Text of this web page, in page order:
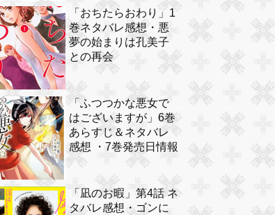
「おちたらおわり」1
巻ネタバレ感想・悪
夢の始まりは孔美子
との再会
「ふつつかな悪女で
はございますが」6巻
あらすじ＆ネタバレ
感想 ・7巻発売日情報
「凪のお暇」第4話 ネ
タバレ感想・ゴンに